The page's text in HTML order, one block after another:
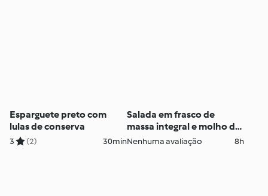
Esparguete preto com
lulas de conserva
3 (2) 30min
Salada em frasco de
massa integral e molho de
caju
Nenhuma avaliação 8h